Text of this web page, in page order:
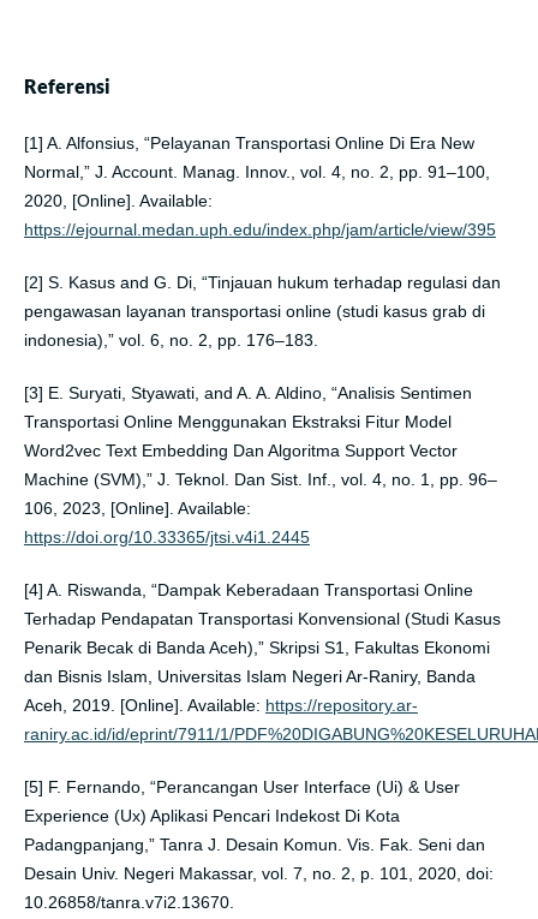
Referensi
[1] A. Alfonsius, “Pelayanan Transportasi Online Di Era New
Normal,” J. Account. Manag. Innov., vol. 4, no. 2, pp. 91–100,
2020, [Online]. Available:
https://ejournal.medan.uph.edu/index.php/jam/article/view/395
[2] S. Kasus and G. Di, “Tinjauan hukum terhadap regulasi dan
pengawasan layanan transportasi online (studi kasus grab di
indonesia),” vol. 6, no. 2, pp. 176–183.
[3] E. Suryati, Styawati, and A. A. Aldino, “Analisis Sentimen
Transportasi Online Menggunakan Ekstraksi Fitur Model
Word2vec Text Embedding Dan Algoritma Support Vector
Machine (SVM),” J. Teknol. Dan Sist. Inf., vol. 4, no. 1, pp. 96–
106, 2023, [Online]. Available:
https://doi.org/10.33365/jtsi.v4i1.2445
[4] A. Riswanda, “Dampak Keberadaan Transportasi Online
Terhadap Pendapatan Transportasi Konvensional (Studi Kasus
Penarik Becak di Banda Aceh),” Skripsi S1, Fakultas Ekonomi
dan Bisnis Islam, Universitas Islam Negeri Ar-Raniry, Banda
Aceh, 2019. [Online]. Available: https://repository.ar-
raniry.ac.id/id/eprint/7911/1/
[5] F. Fernando, “Perancangan User Interface (Ui) & User
Experience (Ux) Aplikasi Pencari Indekost Di Kota
Padangpanjang,” Tanra J. Desain Komun. Vis. Fak. Seni dan
Desain Univ. Negeri Makassar, vol. 7, no. 2, p. 101, 2020, doi:
10.26858/tanra.v7i2.13670.